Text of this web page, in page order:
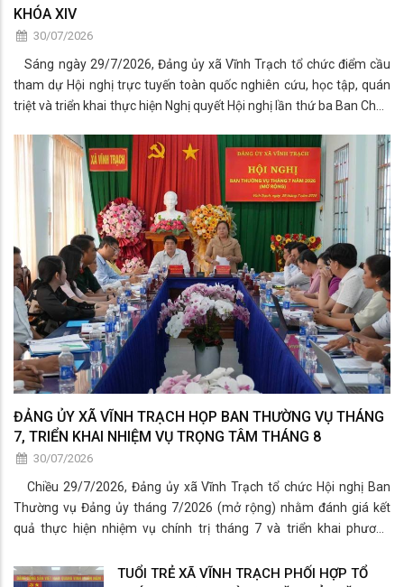
KHÓA XIV
30/07/2026
Sáng ngày 29/7/2026, Đảng ủy xã Vĩnh Trạch tổ chức điểm cầu
tham dự Hội nghị trực tuyến toàn quốc nghiên cứu, học tập, quán
triệt và triển khai thực hiện Nghị quyết Hội nghị lần thứ ba Ban Chấp
ĐẢNG ỦY XÃ VĨNH TRẠCH HỌP BAN THƯỜNG VỤ THÁNG
7, TRIỂN KHAI NHIỆM VỤ TRỌNG TÂM THÁNG 8
30/07/2026
Chiều 29/7/2026, Đảng ủy xã Vĩnh Trạch tổ chức Hội nghị Ban
Thường vụ Đảng ủy tháng 7/2026 (mở rộng) nhằm đánh giá kết
quả thực hiện nhiệm vụ chính trị tháng 7 và triển khai phương
TUỔI TRẺ XÃ VĨNH TRẠCH PHỐI HỢP TỔ